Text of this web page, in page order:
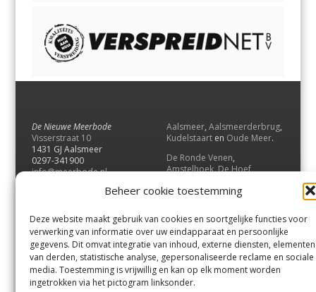
Beheer cookie toestemming
Deze website maakt gebruik van cookies en soortgelijke functies voor
verwerking van informatie over uw eindapparaat en persoonlijke
gegevens. Dit omvat integratie van inhoud, externe diensten, elementen
van derden, statistische analyse, gepersonaliseerde reclame en sociale
media. Toestemming is vrijwillig en kan op elk moment worden
ingetrokken via het pictogram linksonder.
De Nieuwe Meerbode
Visserstraat 10
1431 GJ Aalsmeer
0297-341900
info@meerbode.nl
Aalsmeer, Aalsmeerderbrug,
Kudelstaart en Oude Meer.
De Ronde Venen,
Amstelhoek,De Hoef,
Vrouwenakker,Waverveen
UithoornenDe Kwakel.
Contact
Andere uitgaven
Bezorgklacht